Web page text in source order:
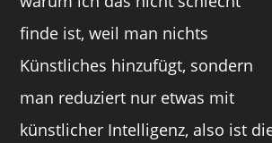
finde ist, weil man nichts
Künstliches hinzufügt, sondern
man reduziert nur etwas mit
künstlicher Intelligenz, also ist